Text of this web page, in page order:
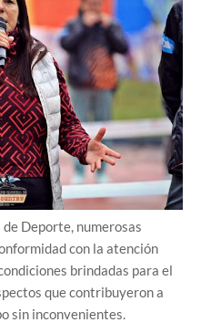
Deporte, numerosas
con la atención
brindadas para el
que contribuyeron a
sin inconvenientes.